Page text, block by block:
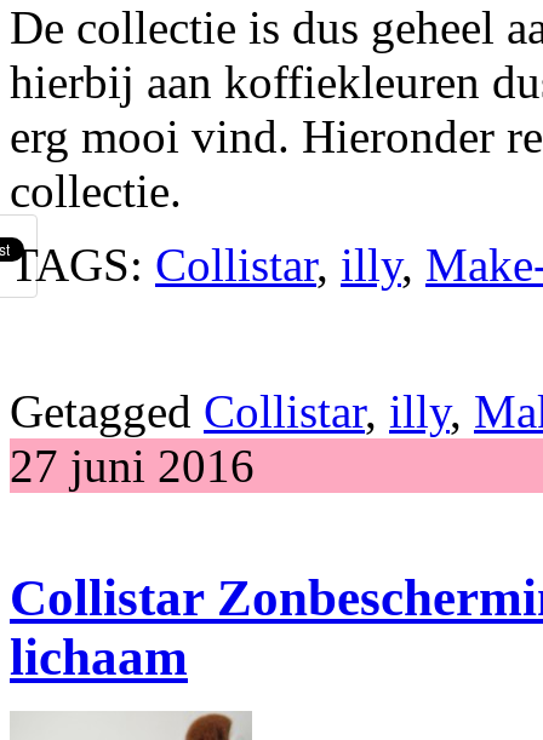
De collectie is dus geheel
hierbij aan koffiekleuren
erg mooi vind. Hieronder
collectie.
TAGS: Collistar, illy,
Getagged Collistar, illy,
27 juni 2016
Collistar
lichaam